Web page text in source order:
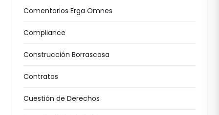
Comentarios Erga Omnes
Compliance
Construcción Borrascosa
Contratos
Cuestión de Derechos